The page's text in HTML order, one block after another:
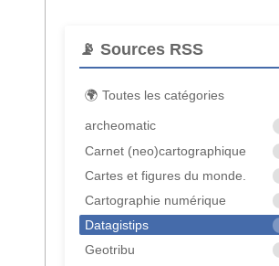
📡 Sources RSS
🌍 Toutes les catégories
archeomatic
Carnet (neo)cartographique
Cartes et figures du monde.
Cartographie numérique
Datagistips
Geotribu